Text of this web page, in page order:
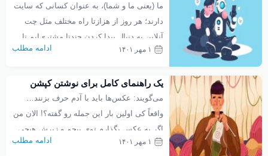
بکشیم؟
ما (یعنی ما و شما)، به عنوان کسانی که سایت
دارند؛ هر روز از هزازتا راه مختلف مثل چت
آنلاین به دنبال پیدا کردن چندتا مشتری‌ایم تا
بالاخره از یک طریقی با آن‌ها ارتباط ایجاد کنیم
کنند. حالا تصور کنید که یک کاربر با […]
۱ مهر ۱۴۰۱ ادامه مطلب
یک راهنمای کامل برای نوشتن کپشن
اینستاگرام
می‌گویند: عکس‌ها باید با آدم حرف بزنند…
واقعاً کی اولین بار این جمله رو گفته؟! الان من
اگر یه عکس بگذارم توی پیجم و زیرش هیچی
ننویسم، چجوری قراره با مخاطبم ارتباط
۱ مهر ۱۴۰۱ ادامه مطلب